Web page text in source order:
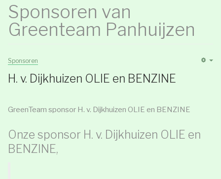
Sponsoren van
Greenteam Panhuijzen
Sponsoren
H. v. Dijkhuizen OLIE en BENZINE
GreenTeam sponsor H. v. Dijkhuizen OLIE en BENZINE
Onze sponsor H. v. Dijkhuizen OLIE en
BENZINE,